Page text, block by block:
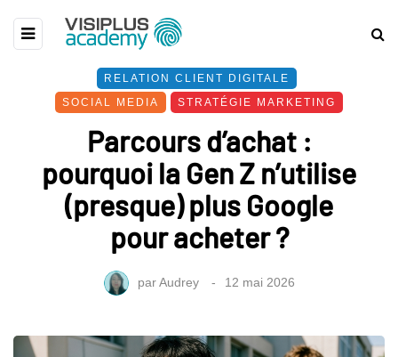
RELATION CLIENT DIGITALE
SOCIAL MEDIA
STRATÉGIE MARKETING
Parcours d’achat :
pourquoi la Gen Z n’utilise
(presque) plus Google
pour acheter ?
parAudrey 12 mai 2026